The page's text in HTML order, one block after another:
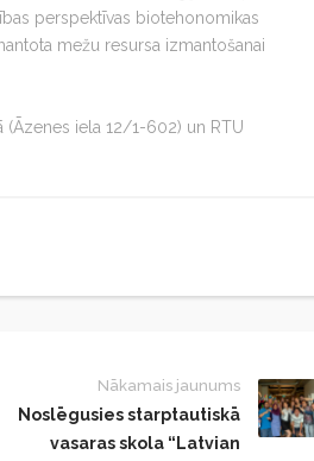
perspektīvas biotehonomikas
mežu resursa izmantošanai
iela 12/1-602) un RTU
Nākamais jaunums
Noslēgusies starptautiskā
vasaras skola “Latvian